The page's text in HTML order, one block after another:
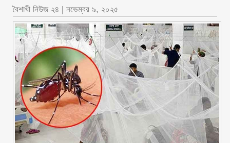
বৈশাখী নিউজ ২৪ | নভেম্বর ৯, ২০২৫